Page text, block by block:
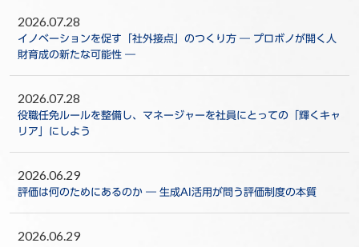
2026.07.28
イノベーションを促す「社外接点」のつくり方 ― プロボノが開く人
財育成の新たな可能性 ―
2026.07.28
役職任免ルールを整備し、マネージャーを社員にとっての「輝くキャ
リア」にしよう
2026.06.29
評価は何のためにあるのか ― 生成AI活用が問う評価制度の本質
2026.06.29